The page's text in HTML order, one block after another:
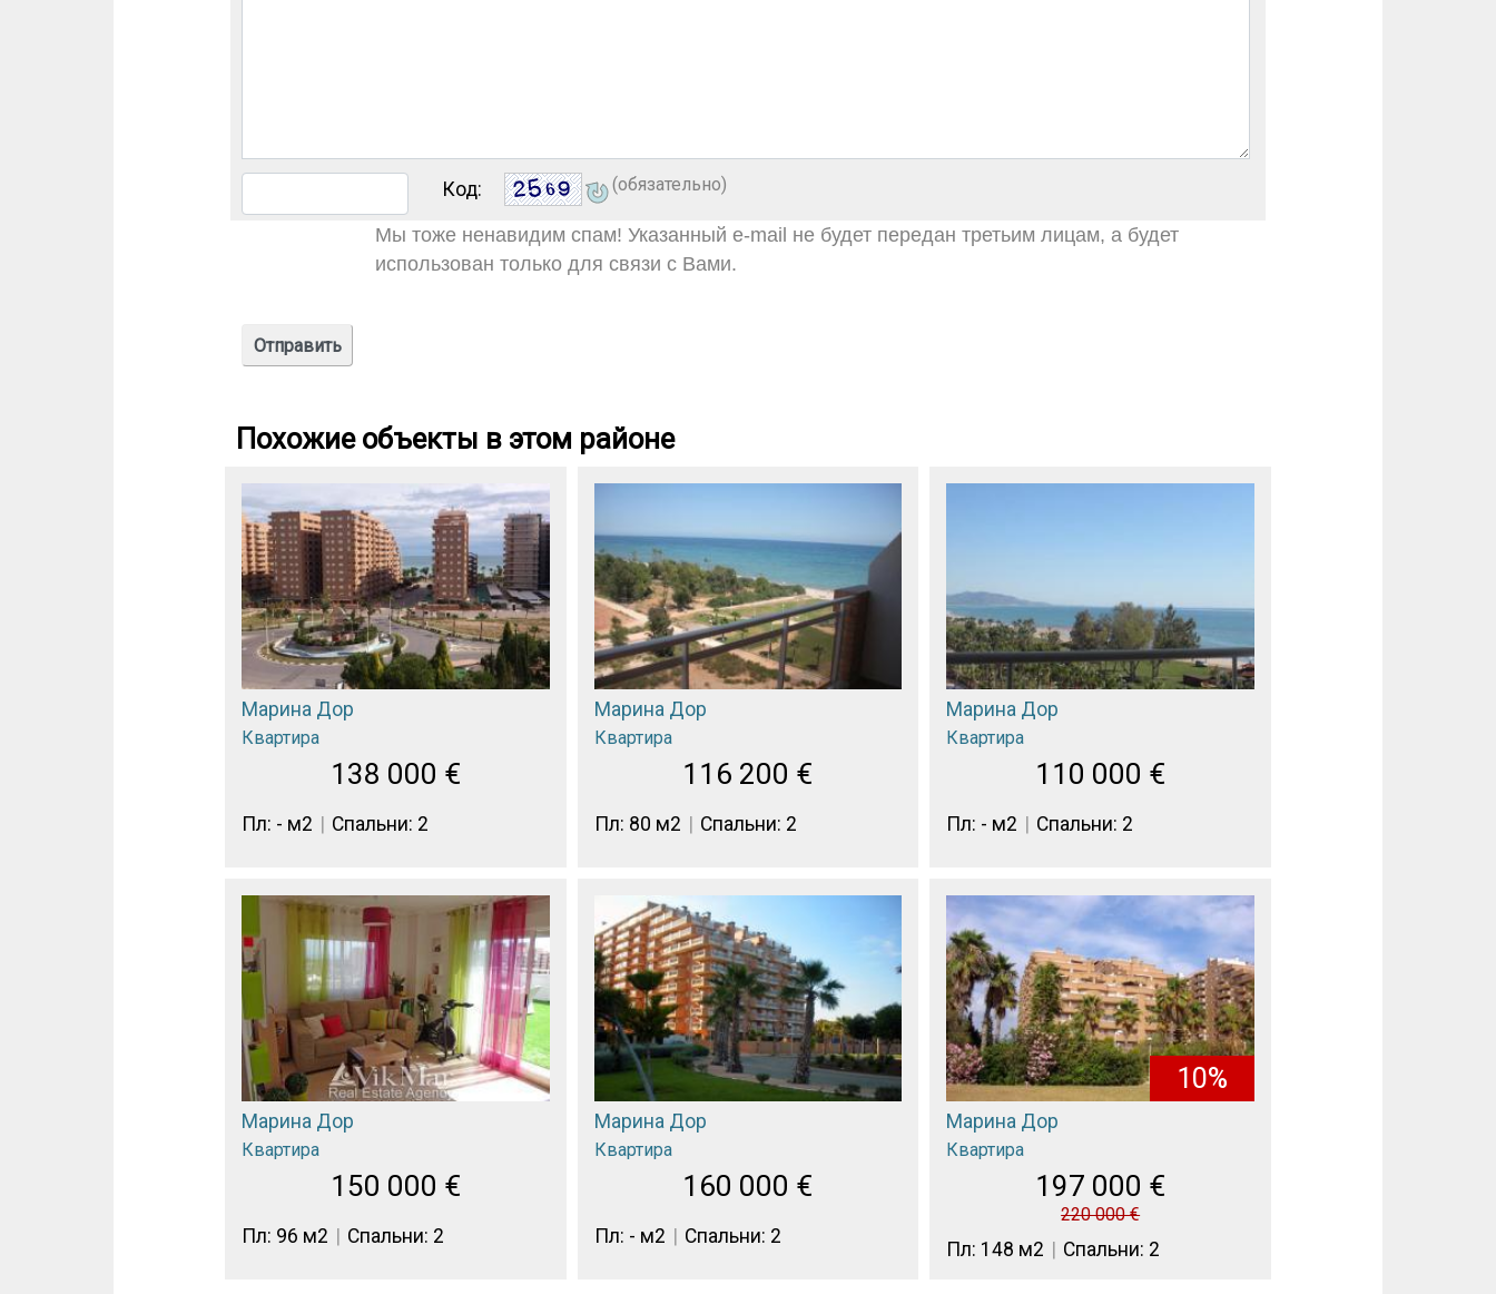
Код: (обязательно)
Мы тоже ненавидим спам! Указанный e-mail не будет передан третьим лицам, а будет
использован только для связи с Вами.
Похожие объекты в этом районе
Марина Дор
Квартира
138 000 €
Пл: - м2 Спальни: 2
Марина Дор
Квартира
116 200 €
Пл: 80 м2 Спальни: 2
Марина Дор
Квартира
110 000 €
Пл: - м2 Спальни: 2
Марина Дор
Квартира
150 000 €
Пл: 96 м2 Спальни: 2
Марина Дор
Квартира
160 000 €
Пл: - м2 Спальни: 2
10%
Марина Дор
Квартира
197 000 €
220 000€
Пл: 148 м2 Спальни: 2